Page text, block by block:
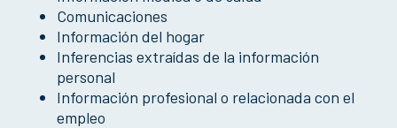
Comunicaciones
Información del hogar
Inferencias extraídas de la información
personal
Información profesional o relacionada con el
empleo